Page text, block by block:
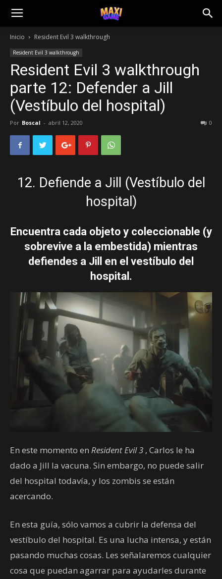
Inicio Resident Evil 3 walkthrough
Resident Evil 3 walkthrough
Resident Evil 3 walkthrough
parte 12: Defender a Jill
(Vestíbulo del hospital)
Por Boscal - abril 12, 2020 0
12. Defiende a Jill (Vestíbulo del
hospital)
Encuentra cada objeto y coleccionable (y
sobrevive a la embestida) mientras
defiendes a Jill en el vestíbulo del
hospital.
En este momento en Resident Evil 3 , Carlos le ha
dado a Jill la vacuna. Sin embargo, no puede salir
del hospital todavía, y los zombis se están
acercando.
En esta guía, sólo vamos a cubrir la defensa del
vestíbulo del hospital. Es una lucha intensa, y están
pasando muchas cosas. Les señalaremos cualquier
cosa que puedan agarrar para ayudarles durante